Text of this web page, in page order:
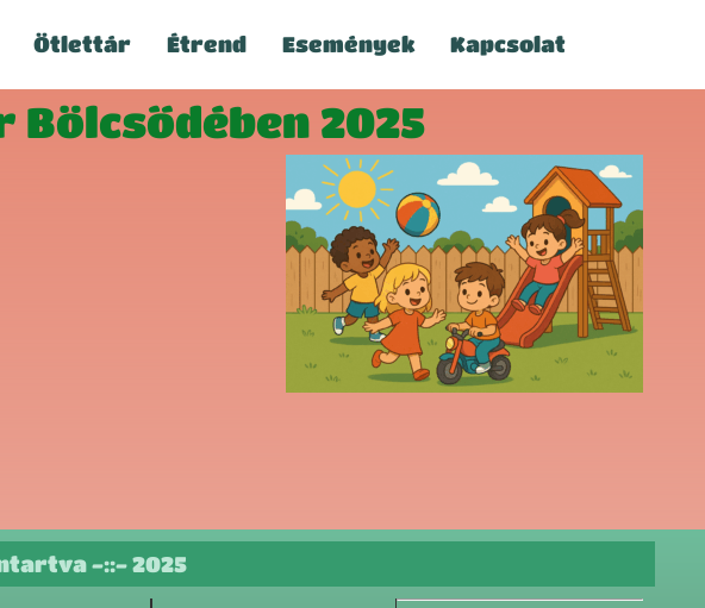
Ötlettár Étrend Események Kapcsolat
2025
-::- 2025